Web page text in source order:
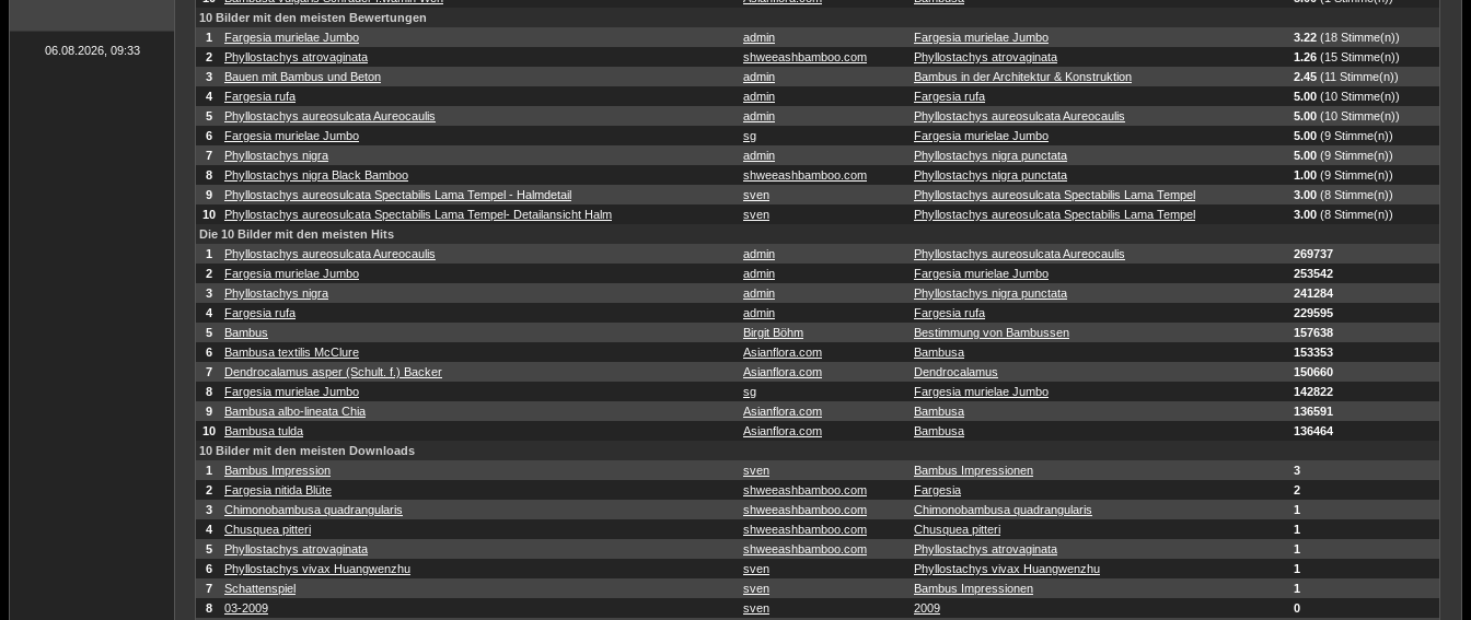
06.08.2026, 09:33
10 Bilder mit den meisten Bewertungen
1
Fargesia murielae Jumbo admin Fargesia murielae Jumbo 3.22 (18 Stimme(n))
2
Phyllostachys atrovaginata shweeashbamboo.com Phyllostachys atrovaginata 1.26 (15 Stimme(n))
3
Bauen mit Bambus und Beton admin Bambus in der Architektur & Konstruktion 2.45 (11 Stimme(n))
4
Fargesia rufa admin Fargesia rufa 5.00 (10 Stimme(n))
5
Phyllostachys aureosulcata Aureocaulis admin Phyllostachys aureosulcata Aureocaulis 5.00 (10 Stimme(n))
6
Fargesia murielae Jumbo sg Fargesia murielae Jumbo 5.00 (9 Stimme(n))
7
Phyllostachys nigra admin Phyllostachys nigra punctata 5.00 (9 Stimme(n))
8
Phyllostachys nigra Black Bamboo shweeashbamboo.com Phyllostachys nigra punctata 1.00 (9 Stimme(n))
9
Phyllostachys aureosulcata Spectabilis Lama Tempel - Halmdetail sven Phyllostachys aureosulcata Spectabilis Lama Tempel 3.00 (8 Stimme(n))
10
Phyllostachys aureosulcata Spectabilis Lama Tempel- Detailansicht Halm sven Phyllostachys aureosulcata Spectabilis Lama Tempel 3.00 (8 Stimme(n))
Die 10 Bilder mit den meisten Hits
1
Phyllostachys aureosulcata Aureocaulis admin Phyllostachys aureosulcata Aureocaulis
269737
2
Fargesia murielae Jumbo admin Fargesia murielae Jumbo
253542
3
Phyllostachys nigra admin Phyllostachys nigra punctata
241284
4
Fargesia rufa admin Fargesia rufa
229595
5
Bambus Birgit Böhm Bestimmung von Bambussen
157638
6
Bambusa textilis McClure Asianflora.com Bambusa
153353
7
Dendrocalamus asper (Schult. f.) Backer Asianflora.com Dendrocalamus
150660
8
Fargesia murielae Jumbo sg Fargesia murielae Jumbo
142822
9
Bambusa albo-lineata Chia Asianflora.com Bambusa
136591
10
Bambusa tulda Asianflora.com Bambusa
136464
10 Bilder mit den meisten Downloads
1
Bambus Impression sven Bambus Impressionen
3
2
Fargesia nitida Blüte shweeashbamboo.com Fargesia
2
3
Chimonobambusa quadrangularis shweeashbamboo.com Chimonobambusa quadrangularis
1
4
Chusquea pitteri shweeashbamboo.com Chusquea pitteri
1
5
Phyllostachys atrovaginata shweeashbamboo.com Phyllostachys atrovaginata
1
6
Phyllostachys vivax Huangwenzhu sven Phyllostachys vivax Huangwenzhu
1
7
Schattenspiel sven Bambus Impressionen
1
8
03-2009 sven 2009 0